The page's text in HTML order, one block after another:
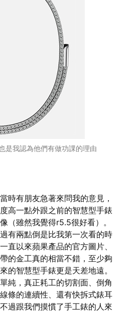
是我認為他們有做功課的理由
時有朋友急著來問我的意見，
高一點外跟之前的智慧型手錶
（雖然我覺得r5.5很好看）。
有兩點倒是比我第一次看的時
直以來蘋果產品的官方圖片、
的金工真的相當不錯，至少夠
的智慧型手錶更是天差地遠。
純，真正耗工的切割面、倒角
條的連續性、還有快拆式錶耳
過跟我們摸慣了手工錶的人來